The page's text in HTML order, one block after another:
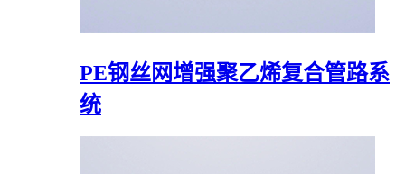
PE钢丝网增强聚乙烯复合管路系
统